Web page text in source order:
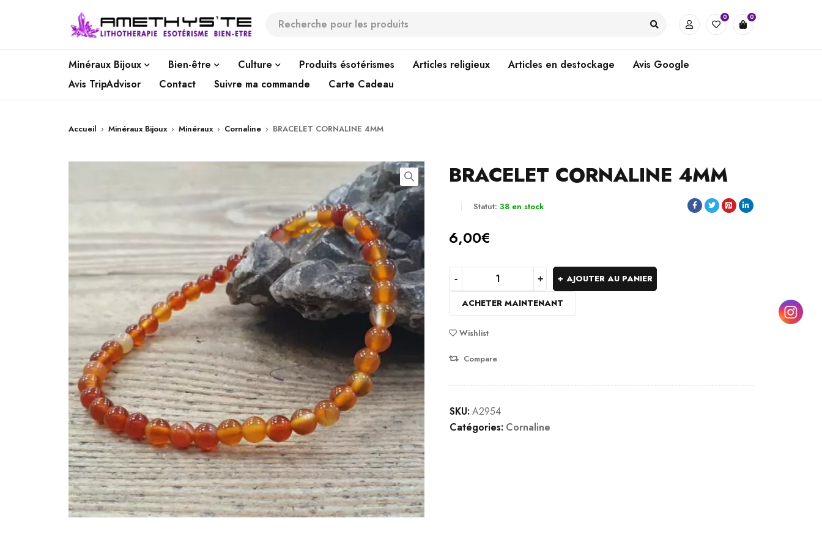
0 0
Minéraux Bijoux Bien-être Culture Produits ésotérismes Articles religieux Articles en destockage
Avis Google
Avis TripAdvisor
Contact Suivre ma commande Carte Cadeau
Accueil › Minéraux Bijoux › Minéraux › Cornaline › BRACELET CORNALINE 4MM
BRACELET CORNALINE 4MM
Statut: 38 en stock
6,00€
AJOUTER AU PANIER
ACHETER MAINTENANT
Wishlist
Compare
SKU: A2954
Catégories: Cornaline